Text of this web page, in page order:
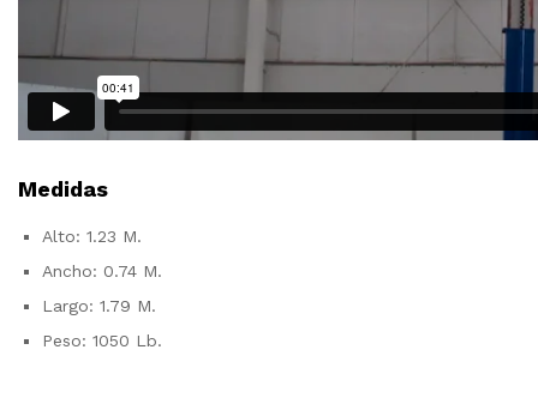
Medidas
Alto: 1.23 M.
Ancho: 0.74 M.
Largo: 1.79 M.
Peso: 1050 Lb.